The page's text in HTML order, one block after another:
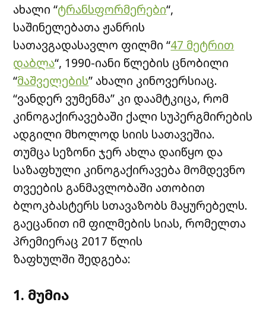
ახალი “ტრანსფორმერები“,
საშინელებათა ჟანრის
სათავგადასავლო ფილმი “47 მეტრით
დაბლა“, 1990-იანი წლების ცნობილი
“მაშველების” ახალი კინოვერსიაც.
“ვანდერ ვუმენმა” კი დაამტკიცა, რომ
კინოგაქირავებაში ქალი სუპერგმირების
ადგილი მხოლოდ სიის სათავეშია.
თუმცა სეზონი ჯერ ახლა დაიწყო და
საზაფხული კინოგაქირავება მომდევნო
თვეების განმავლობაში ათობით
ბლოკბასტერს სთავაზობს მაყურებელს.
გაეცანით იმ ფილმების სიას, რომელთა
პრემიერაც 2017 წლის
ზაფხულში შედგება:
1. მუმია